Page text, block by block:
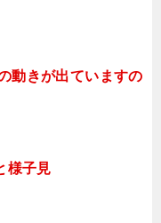
動きが出ていますの
様子見